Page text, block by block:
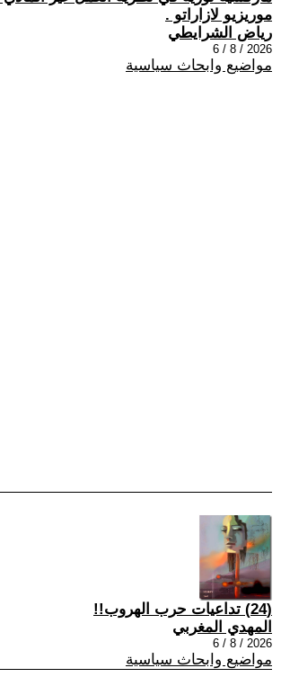
موريزيو لازاراتو .
رياض الشرايطي
2026 / 8 / 6
مواضيع وابحاث سياسية
(24) تداعيات حرب الهروب!!
المهدي المغربي
2026 / 8 / 6
مواضيع وابحاث سياسية